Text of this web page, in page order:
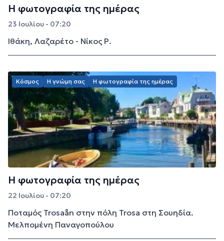
Η φωτογραφία της ημέρας
23 Ιουλίου - 07:20
Ιθάκη, Λαζαρέτο - Νίκος Ρ.
Κόσμος Η γνώμη σας Η φωτογραφία της ημέρας
Η φωτογραφία της ημέρας
22 Ιουλίου - 07:20
Ποταμός Trosaån στην πόλη Trosa στη Σουηδία.
Μελπομένη Παναγοπούλου